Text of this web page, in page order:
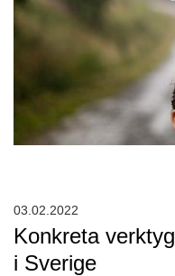
Konkreta
i Sverige
03.02.2022